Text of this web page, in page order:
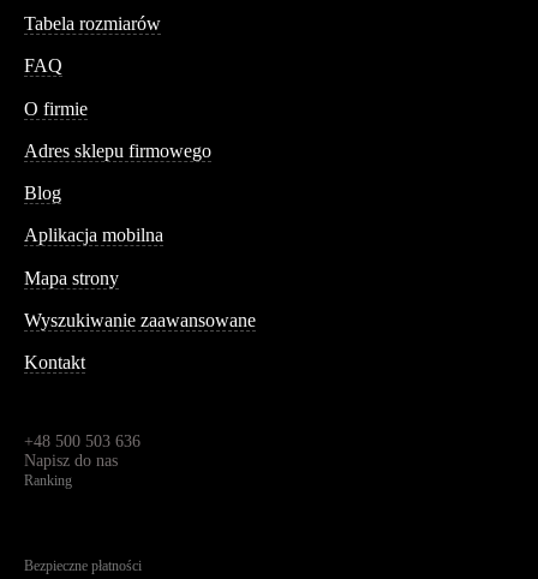
Tabela rozmiarów
FAQ
O firmie
Adres sklepu firmowego
Blog
Aplikacja mobilna
Mapa strony
Wyszukiwanie zaawansowane
Kontakt
+48 500 503 636
Napisz do nas
Ranking
Bezpieczne płatności